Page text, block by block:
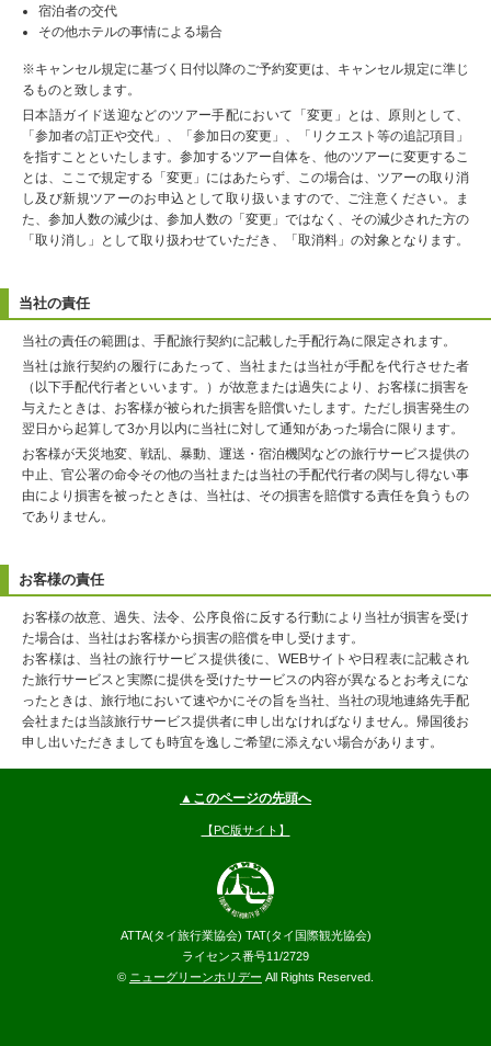
宿泊者の交代
その他ホテルの事情による場合
※キャンセル規定に基づく日付以降のご予約変更は、キャンセル規定に準じ
るものと致します。
日本語ガイド送迎などのツアー手配において「変更」とは、原則として、
「参加者の訂正や交代」、「参加日の変更」、「リクエスト等の追記項目」
を指すことといたします。参加するツアー自体を、他のツアーに変更するこ
とは、ここで規定する「変更」にはあたらず、この場合は、ツアーの取り消
し及び新規ツアーのお申込として取り扱いますので、ご注意ください。ま
た、参加人数の減少は、参加人数の「変更」ではなく、その減少された方の
「取り消し」として取り扱わせていただき、「取消料」の対象となります。
当社の責任
当社の責任の範囲は、手配旅行契約に記載した手配行為に限定されます。
当社は旅行契約の履行にあたって、当社または当社が手配を代行させた者
（以下手配代行者といいます。）が故意または過失により、お客様に損害を
与えたときは、お客様が被られた損害を賠償いたします。ただし損害発生の
翌日から起算して3か月以内に当社に対して通知があった場合に限ります。
お客様が天災地変、戦乱、暴動、運送・宿泊機関などの旅行サービス提供の
中止、官公署の命令その他の当社または当社の手配代行者の関与し得ない事
由により損害を被ったときは、当社は、その損害を賠償する責任を負うもの
でありません。
お客様の責任
お客様の故意、過失、法令、公序良俗に反する行動により当社が損害を受け
た場合は、当社はお客様から損害の賠償を申し受けます。
お客様は、当社の旅行サービス提供後に、WEBサイトや日程表に記載され
た旅行サービスと実際に提供を受けたサービスの内容が異なるとお考えにな
ったときは、旅行地において速やかにその旨を当社、当社の現地連絡先手配
会社または当該旅行サービス提供者に申し出なければなりません。帰国後お
申し出いただきましても時宜を逸しご希望に添えない場合があります。
▲このページの先頭へ
【PC版サイト】
ATTA(タイ旅行業協会) TAT(タイ国際観光協会)
ライセンス番号11/2729
© ニューグリーンホリデー All Rights Reserved.